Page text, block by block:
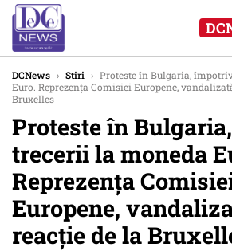
DCNews › Stiri › Proteste în Bulgaria,
Euro. Reprezenţa Comisiei Europene,
Bruxelles
Proteste în
trecerii la moneda
Reprezenţa
Europene,
reacţie de la